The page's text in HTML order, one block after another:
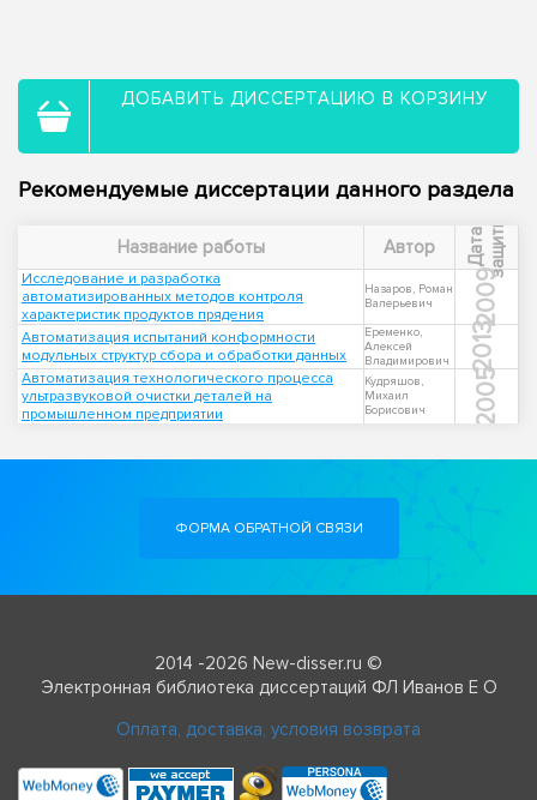
ДОБАВИТЬ ДИССЕРТАЦИЮ В КОРЗИНУ
Рекомендуемые диссертации данного раздела
Название работы Автор Д
а
т
а
з
а
щ
и
т ы
Исследование и разработка
автоматизированных методов контроля
характеристик продуктов прядения
Назаров, Роман
Валерьевич
2009
Автоматизация испытаний конформности
модульных структур сбора и обработки данных
Еременко,
Алексей
Владимирович
2013
Автоматизация технологического процесса
ультразвуковой очистки деталей на
промышленном предприятии
Кудряшов,
Михаил
Борисович
2005
ФОРМА ОБРАТНОЙ СВЯЗИ
2014 -2026 New-disser.ru ©
Электронная библиотека диссертаций ФЛ Иванов Е О
Оплата, доставка, условия возврата